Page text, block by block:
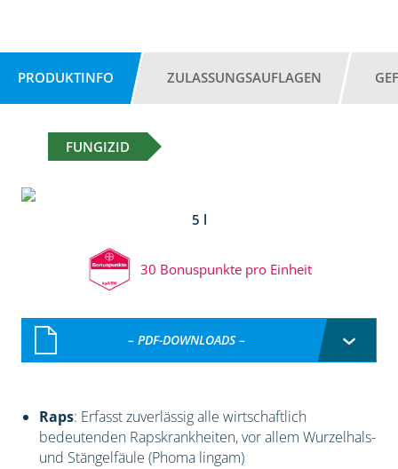
PRODUKTINFO ZULASSUNGSAUFLAGEN
FUNGIZID
5 l
30 Bonuspunkte pro Einheit
– PDF-DOWNLOADS –
Raps: Erfasst zuverlässig alle wirtschaftlich
bedeutenden Rapskrankheiten, vor allem Wurzelhals-
und Stängelfäule (Phoma lingam)